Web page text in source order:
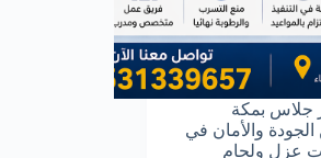
جلاس بمكة
عن الجودة والأمان في
عزل ولحام